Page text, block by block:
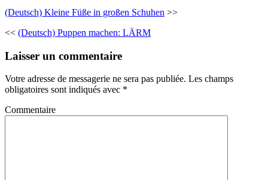
(Deutsch) Kleine Füße in großen Schuhen >>
<< (Deutsch) Puppen machen: LÄRM
Laisser un commentaire
Votre adresse de messagerie ne sera pas publiée. Les champs
obligatoires sont indiqués avec *
Commentaire